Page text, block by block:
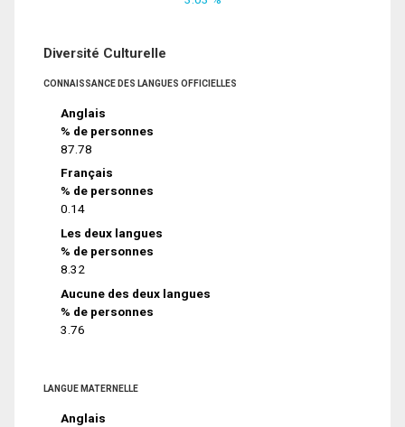
Diversité Culturelle
CONNAISSANCE DES LANGUES OFFICIELLES
Anglais
% de personnes
87.78
Français
% de personnes
0.14
Les deux langues
% de personnes
8.32
Aucune des deux langues
% de personnes
3.76
LANGUE MATERNELLE
Anglais